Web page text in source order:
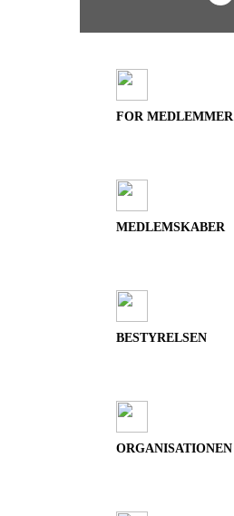
FOR MEDLEMMER
MEDLEMSKABER
BESTYRELSEN
ORGANISATIONEN